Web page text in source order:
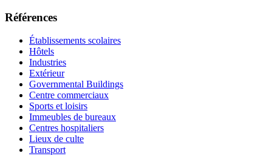
Références
Établissements scolaires
Hôtels
Industries
Extérieur
Governmental Buildings
Centre commerciaux
Sports et loisirs
Immeubles de bureaux
Centres hospitaliers
Lieux de culte
Transport